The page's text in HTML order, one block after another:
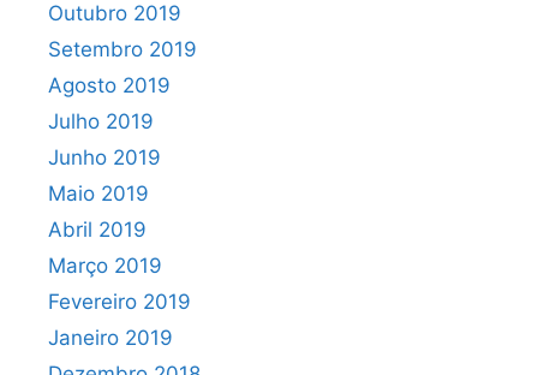
Outubro 2019
Setembro 2019
Agosto 2019
Julho 2019
Junho 2019
Maio 2019
Abril 2019
Março 2019
Fevereiro 2019
Janeiro 2019